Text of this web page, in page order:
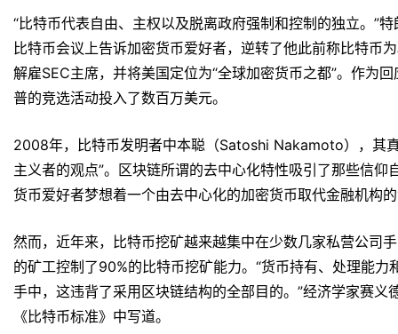
“比特币代表自由、主权以及脱离政府强制和控制的独立。”
比特币会议上告诉加密货币爱好者，逆转了他此前称比特币
解雇SEC主席，并将美国定位为“全球加密货币之都”。作为
普的竞选活动投入了数百万美元。
2008年，比特币发明者中本聪（Satoshi Nakamoto），其
主义者的观点”。区块链所谓的去中心化特性吸引了那些信
货币爱好者梦想着一个由去中心化的加密货币取代金融机构
然而，近年来，比特币挖矿越来越集中在少数几家私营公司
的矿工控制了90%的比特币挖矿能力。“货币持有、处理能
手中，这违背了采用区块链结构的全部目的。”经济学家赛
《比特币标准》中写道。